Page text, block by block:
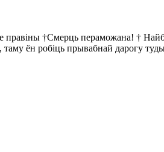
†Смерць пераможана! †
ён робіць прывабнай дарогу